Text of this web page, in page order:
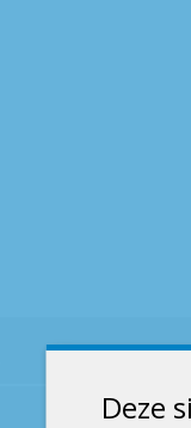
Deze